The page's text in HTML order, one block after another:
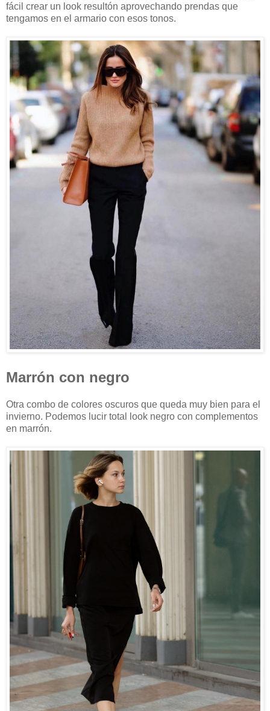
fácil crear un look resultón aprovechando prendas que
tengamos en el armario con esos tonos.
Marrón con negro
Otra combo de colores oscuros que queda muy bien para el
invierno. Podemos lucir total look negro con complementos
en marrón.